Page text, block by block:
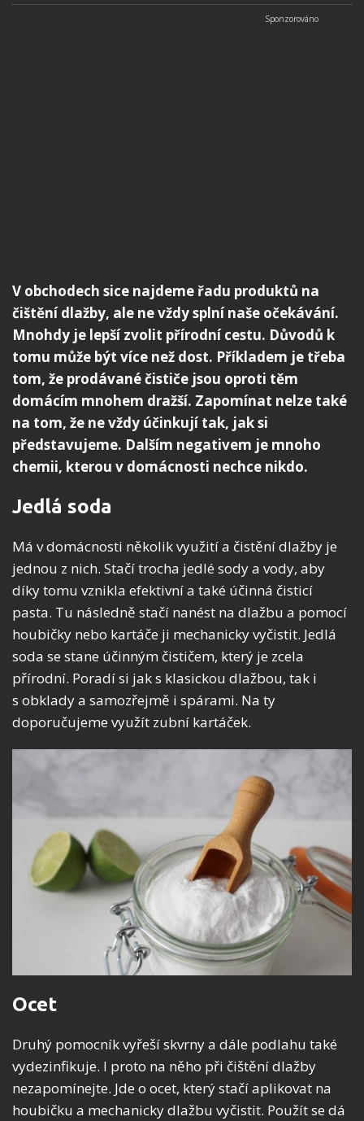
V obchodech sice najdeme řadu produktů na
čištění dlažby, ale ne vždy splní naše očekávání.
Mnohdy je lepší zvolit přírodní cestu. Důvodů k
tomu může být více než dost. Příkladem je třeba
tom, že prodávané čističe jsou oproti těm
domácím mnohem dražší. Zapomínat nelze také
na tom, že ne vždy účinkují tak, jak si
představujeme. Dalším negativem je mnoho
chemii, kterou v domácnosti nechce nikdo.
Jedlá soda
Má v domácnosti několik využití a čistění dlažby je
jednou z nich. Stačí trocha jedlé sody a vody, aby
díky tomu vznikla efektivní a také účinná čisticí
pasta. Tu následně stačí nanést na dlažbu a pomocí
houbičky nebo kartáče ji mechanicky vyčistit. Jedlá
soda se stane účinným čističem, který je zcela
přírodní. Poradí si jak s klasickou dlažbou, tak i
s obklady a samozřejmě i spárami. Na ty
doporučujeme využít zubní kartáček.
Ocet
Druhý pomocník vyřeší skvrny a dále podlahu také
vydezinfikuje. I proto na něho při čištění dlažby
nezapomínejte. Jde o ocet, který stačí aplikovat na
houbičku a mechanicky dlažbu vyčistit. Použít se dá